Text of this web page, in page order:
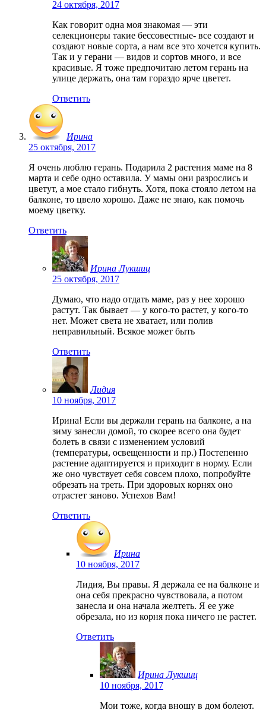
24 октября, 2017
Как говорит одна моя знакомая — эти
селекционеры такие бессовестные- все создают и
создают новые сорта, а нам все это хочется купить.
Так и у герани — видов и сортов много, и все
красивые. Я тоже предпочитаю летом герань на
улице держать, она там гораздо ярче цветет.
Ответить
Ирина
25 октября, 2017
Я очень люблю герань. Подарила 2 растения маме на 8
марта и себе одно оставила. У мамы они разрослись и
цветут, а мое стало гибнуть. Хотя, пока стояло летом на
балконе, то цвело хорошо. Даже не знаю, как помочь
моему цветку.
Ответить
Ирина Лукшиц
25 октября, 2017
Думаю, что надо отдать маме, раз у нее хорошо
растут. Так бывает — у кого-то растет, у кого-то
нет. Может света не хватает, или полив
неправильный. Всякое может быть
Ответить
Лидия
10 ноября, 2017
Ирина! Если вы держали герань на балконе, а на
зиму занесли домой, то скорее всего она будет
болеть в связи с изменением условий
(температуры, освещенности и пр.) Постепенно
растение адаптируется и приходит в норму. Если
же оно чувствует себя совсем плохо, попробуйте
обрезать на треть. При здоровых корнях оно
отрастет заново. Успехов Вам!
Ответить
Ирина
10 ноября, 2017
Лидия, Вы правы. Я держала ее на балконе и
она себя прекрасно чувствовала, а потом
занесла и она начала желтеть. Я ее уже
обрезала, но из корня пока ничего не растет.
Ответить
Ирина Лукшиц
10 ноября, 2017
Мои тоже, когда вношу в дом болеют.